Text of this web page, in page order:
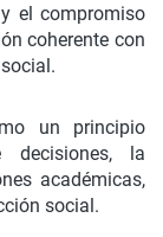
el compromiso
coherente con
un principio
la
académicas,
social.